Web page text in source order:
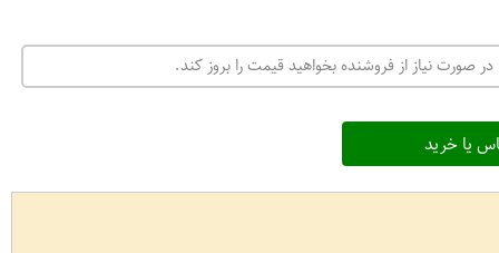
صورت نیاز از فروشنده بخواهید قیمت را بروز کند.
یا خرید